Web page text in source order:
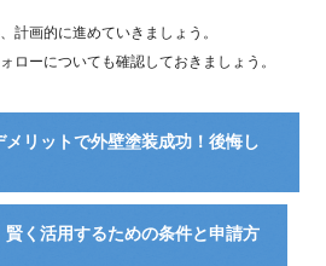
計画的に進めていきましょう。
ローについても確認しておきましょう。
リットで外壁塗装成功！後悔し
く活用するための条件と申請方